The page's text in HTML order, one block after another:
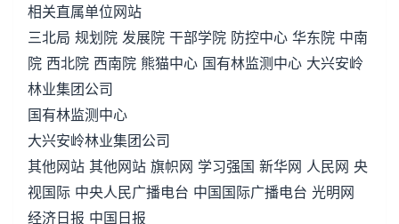
相关直属单位网站
三北局 规划院 发展院 干部学院 防控中心 华东院 中南
院 西北院 西南院 熊猫中心 国有林监测中心 大兴安岭
林业集团公司
国有林监测中心
大兴安岭林业集团公司
其他网站 其他网站 旗帜网 学习强国 新华网 人民网 央
视国际 中央人民广播电台 中国国际广播电台 光明网
经济日报 中国日报